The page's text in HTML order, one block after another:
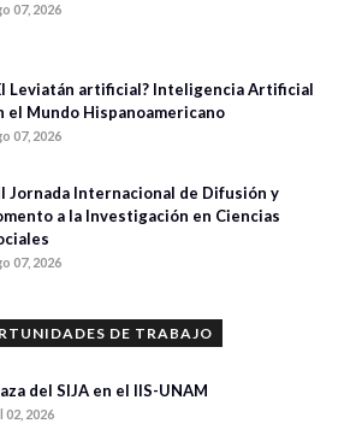
07, 2026
Leviatán artificial? Inteligencia Artificial
el Mundo Hispanoamericano
07, 2026
Jornada Internacional de Difusión y
a la Investigación en Ciencias
07, 2026
DE TRABAJO
del SIJA en el IIS-UNAM
02, 2026